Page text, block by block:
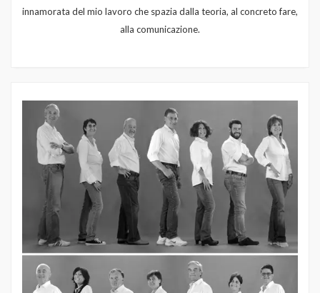
innamorata del mio lavoro che spazia dalla teoria, al concreto fare,
alla comunicazione.